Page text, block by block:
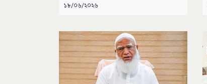
১৮/০৬/২০২৬